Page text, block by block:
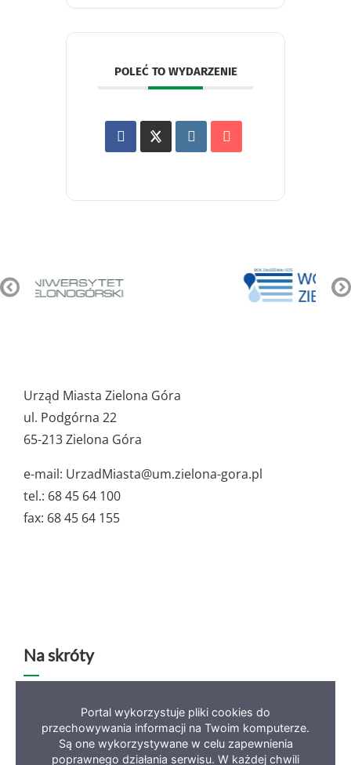
POLEĆ TO WYDARZENIE
ważne
dane
Urząd Miasta Zielona Góra
ul. Podgórna 22
65-213 Zielona Góra
e-mail: UrzadMiasta@um.zielona-gora.pl
tel.: 68 45 64 100
fax: 68 45 64 155
Na skróty
Deklaracja dostępności Mapa serwisu BIP
Polityka prywatności
Portal wykorzystuje pliki cookies do
przechowywania informacji na Twoim komputerze.
Są one wykorzystywane w celu zapewnienia
poprawnego działania serwisu. W każdej chwili